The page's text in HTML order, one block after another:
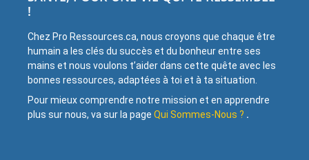
!
Chez Pro Ressources.ca, nous croyons que chaque être
humain a les clés du succès et du bonheur entre ses
mains et nous voulons t’aider dans cette quête avec les
bonnes ressources, adaptées à toi et à ta situation.
Pour mieux comprendre notre mission et en apprendre
plus sur nous, va sur la page Qui Sommes-Nous ? .